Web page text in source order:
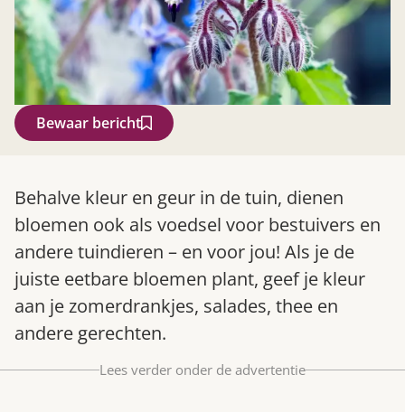
Gardeners’ World 08/2026
Bestel nu
Bewaar bericht
Behalve kleur en geur in de tuin, dienen
bloemen ook als voedsel voor bestuivers en
andere tuindieren – en voor jou! Als je de
juiste eetbare bloemen plant, geef je kleur
aan je zomerdrankjes, salades, thee en
andere gerechten.
Lees verder onder de advertentie